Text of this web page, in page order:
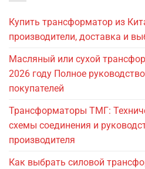
Купить трансформатор из
производители, доставка и
Масляный или сухой
2026 году Полное
покупателей
Трансформаторы ТМГ:
схемы соединения и
производителя
Как выбрать силовой